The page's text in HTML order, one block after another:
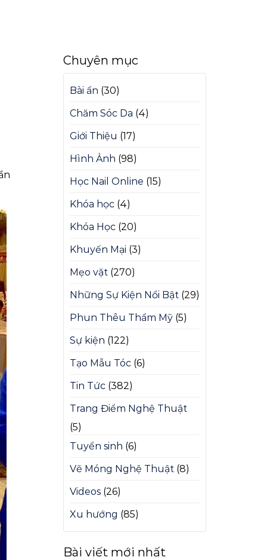
Chuyên mục
Bài ẩn (30)
Chăm Sóc Da (4)
Giới Thiệu (17)
Hình Ảnh (98)
Học Nail Online (15)
Khóa học (4)
Khóa Học (20)
Khuyến Mại (3)
Mẹo vặt (270)
Những Sự Kiện Nổi Bật (29)
Phun Thêu Thẩm Mỹ (5)
Sự kiện (122)
Tạo Mẫu Tóc (6)
Tin Tức (382)
Trang Điểm Nghệ Thuật
(5)
Tuyển sinh (6)
Vẽ Móng Nghệ Thuật (8)
Videos (26)
Xu hướng (85)
Bài viết mới nhất